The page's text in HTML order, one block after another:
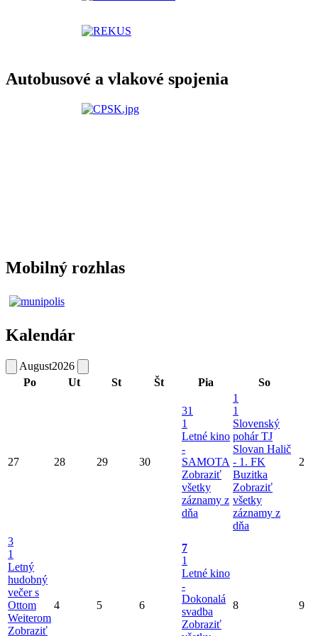
Autobusové a vlakové spojenia
Mobilný rozhlas
Kalendár
August2026
Po
Ut St Št Pia So
27 28 29 30
31
1
Letné kino
-
SAMOTA
Zobraziť
všetky
záznamy z
dňa
1
1
Slovenský
pohár TJ
Slovan Halič
- 1. FK
Buzitka
Zobraziť
všetky
záznamy z
dňa
2
3
1
Letný
hudobný
večer s
Ottom
Weiterom
Zobraziť
4 5 6
7
1
Letné kino
-
Dokonalá
svadba
Zobraziť
8 9